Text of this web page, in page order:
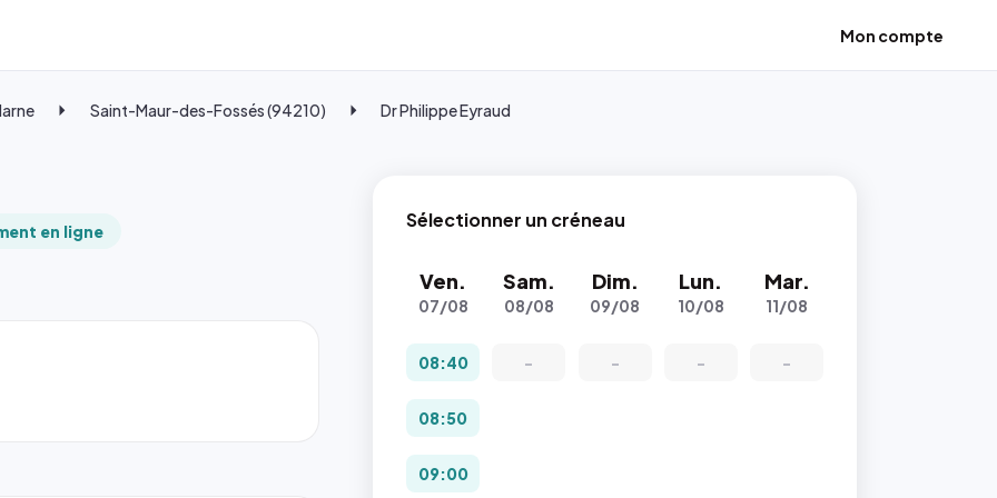
Mon compte
Saint-Maur-des-Fossés (94210) Dr Philippe Eyraud
en ligne Sélectionner un créneau
Ven.
07/08
08:40
08:50
09:00
Sam.
08/08
-
Dim.
09/08
-
Lun.
10/08
-
Mar.
11/08
-